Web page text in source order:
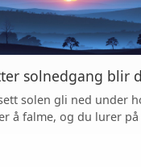
solnedgang blir
solen gli ned under
å falme, og du lurer